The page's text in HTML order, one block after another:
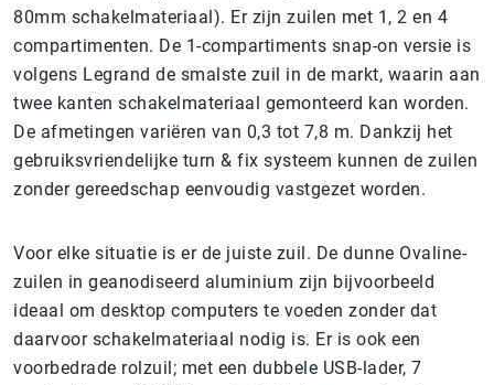
80mm schakelmateriaal). Er zijn zuilen met 1, 2 en 4
compartimenten. De 1-compartiments snap-on versie is
volgens Legrand de smalste zuil in de markt, waarin aan
twee kanten schakelmateriaal gemonteerd kan worden.
De afmetingen variëren van 0,3 tot 7,8 m. Dankzij het
gebruiksvriendelijke turn & fix systeem kunnen de zuilen
zonder gereedschap eenvoudig vastgezet worden.
Voor elke situatie is er de juiste zuil. De dunne Ovaline-
zuilen in geanodiseerd aluminium zijn bijvoorbeeld
ideaal om desktop computers te voeden zonder dat
daarvoor schakelmateriaal nodig is. Er is ook een
voorbedrade rolzuil; met een dubbele USB-lader, 7